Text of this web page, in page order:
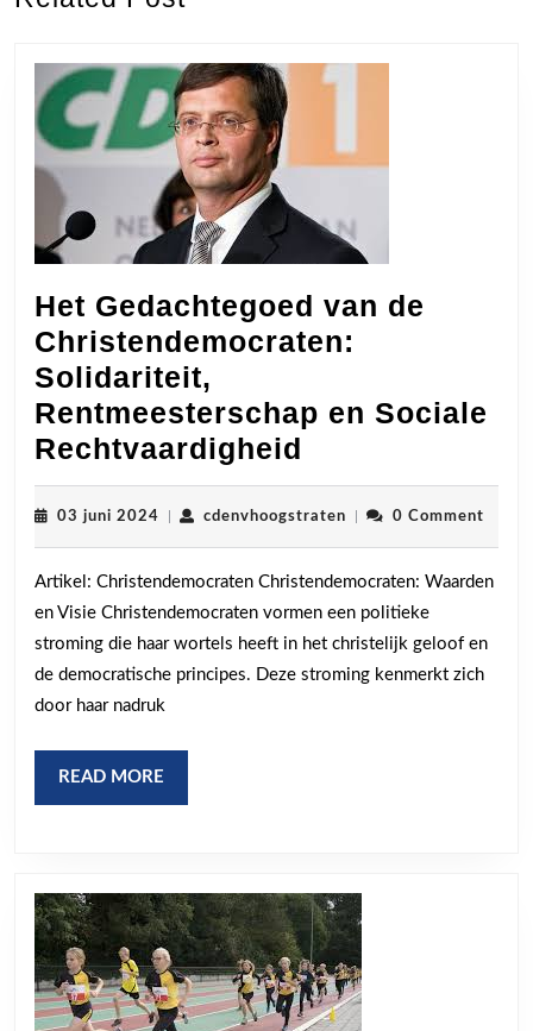
post:
Het Gedachtegoed van de
Christendemocraten:
Solidariteit,
Rentmeesterschap en Sociale
Rechtvaardigheid
Gedachtegoed
van
de
Solidariteit,
03 juni 2024 03
cdenvhoogstratencdenvhoogstraten
0 Comment
Artikel: Christendemocraten Christendemocraten: Waarden
en Visie Christendemocraten vormen een politieke
stroming die haar wortels heeft in het christelijk geloof en
de democratische principes. Deze stroming kenmerkt zich
door haar nadruk
READ MORE
MORE